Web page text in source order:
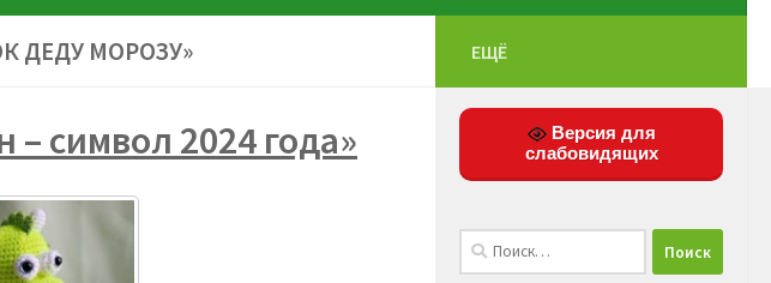
ДЕДУ МОРОЗУ»
символ 2024 года»
ЕЩЁ
Версия для
слабовидящих
Найти: